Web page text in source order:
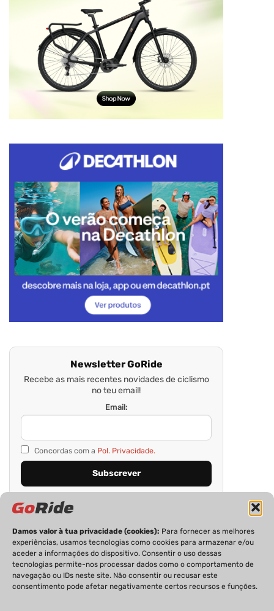
Damos valor à tua privacidade (cookies): Para fornecer as melhores
experiências, usamos tecnologias como cookies para armazenar e/ou
aceder a informações do dispositivo. Consentir o uso dessas
tecnologias permite-nos processar dados como o comportamento de
navegação ou IDs neste site. Não consentir ou recusar este
consentimento pode afetar negativamente certos recursos e funções.
Newsletter GoRide
Recebe as mais recentes novidades de ciclismo
no teu email!
Email:
Concordas com a Pol. Privacidade.
PRIVACIDADE FICHA TÉCNICA
ESTATUTO EDITORIAL